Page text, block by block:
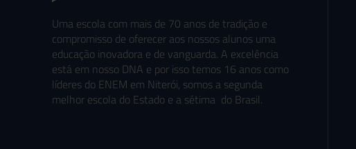
Uma escola com mais de 70 anos de tradição e
compromisso de oferecer aos nossos alunos uma
educação inovadora e de vanguarda. A excelência
está em nosso DNA e por isso temos 16 anos como
líderes do ENEM em Niterói, somos a segunda
melhor escola do Estado e a sétima do Brasil.